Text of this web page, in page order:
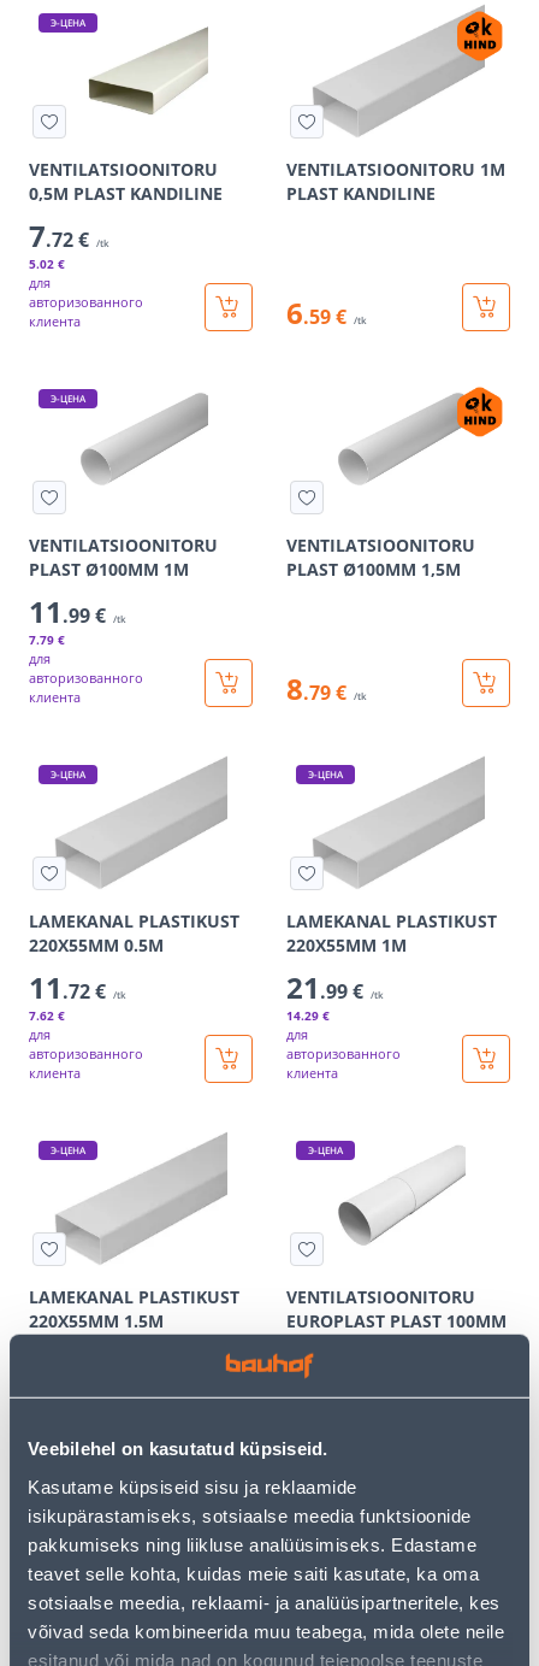
Veebilehel on kasutatud küpsiseid.
Kasutame küpsiseid sisu ja reklaamide
isikupärastamiseks, sotsiaalse meedia funktsioonide
pakkumiseks ning liikluse analüüsimiseks. Edastame
teavet selle kohta, kuidas meie saiti kasutate, ka oma
sotsiaalse meedia, reklaami- ja analüüsipartneritele, kes
võivad seda kombineerida muu teabega, mida olete neile
esitanud või mida nad on kogunud teiepoolse teenuste
Э-ЦЕНА
VENTILATSIOONITORU
0,5M PLAST KANDILINE
7.72 € /tk
5.02 €
для
авторизованного
клиента
VENTILATSIOONITORU 1M
PLAST KANDILINE
6.59 € /tk
Э-ЦЕНА
VENTILATSIOONITORU
PLAST Ø100MM 1M
11 .99 € /tk
7.79 €
для
авторизованного
клиента
VENTILATSIOONITORU
PLAST Ø100MM 1,5M
8.79 € /tk
Э-ЦЕНА
LAMEKANAL PLASTIKUST
220X55MM 0.5M
11 .72 € /tk
7.62 €
для
авторизованного
клиента
Э-ЦЕНА
LAMEKANAL PLASTIKUST
220X55MM 1M
21 .99 € /tk
14.29 €
для
авторизованного
клиента
Э-ЦЕНА
LAMEKANAL PLASTIKUST
220X55MM 1.5M
30.66 € /tk
авторизованного
Э-ЦЕНА
VENTILATSIOONITORU
EUROPLAST PLAST 100MM
14.39 € /tk
авторизованного
Э-ЦЕНА Э-ЦЕНА